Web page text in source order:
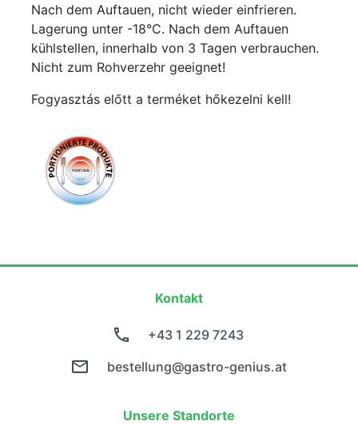
Nach dem Auftauen, nicht wieder einfrieren.
Lagerung unter -18°C. Nach dem Auftauen
kühlstellen, innerhalb von 3 Tagen verbrauchen.
Nicht zum Rohverzehr geeignet!
Fogyasztás előtt a terméket hőkezelni kell!
Kontakt
+43 1 229 7243
bestellung@gastro-genius.at
Unsere Standorte